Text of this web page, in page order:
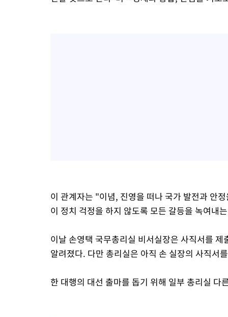
이 관계자는 "이념, 진영을 떠나 국가 발전과 안
이 정치 걱정을 하지 않도록 모든 갈등을 녹여내
이날 손영택 국무총리실 비서실장은 사직서를
알려졌다. 다만 총리실은 아직 손 실장의 사직서
한 대행의 대선 출마를 돕기 위해 일부 총리실